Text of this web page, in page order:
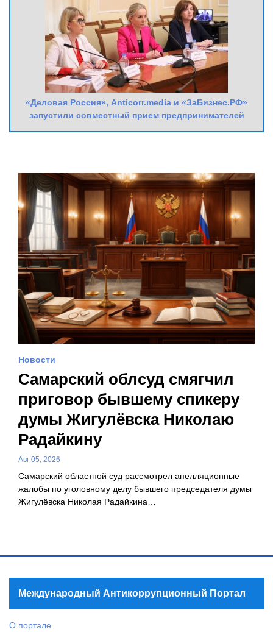
«Деловая Россия», Anticorr.media и «ЗаБизнес.РФ»
запустили совместный прием предпринимателей
Новости
Самарский облсуд смягчил
приговор бывшему спикеру
думы Жигулёвска Николаю
Радайкину
Авг 05, 2026
Самарский областной суд рассмотрел апелляционные
жалобы по уголовному делу бывшего председателя думы
Жигулёвска Николая Радайкина…
Международный Антикоррупционный Портал
О портале